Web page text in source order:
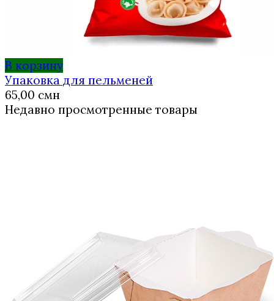
В корзину
Упаковка для пельменей
65,00 смн
Недавно просмотренные товары